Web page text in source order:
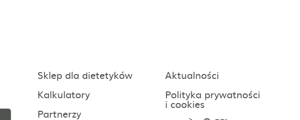
Sklep dla dietetyków
Kalkulatory
Partnerzy
Aktualności
Polityka prywatności
i cookies